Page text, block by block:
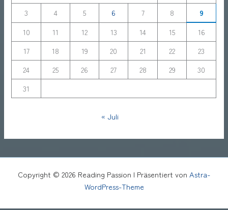
3
4 5 6 7 8
9
10
11 12 13 14 15
16
17
18 19 20 21 22
23
24
25 26 27 28 29
30
31
« Juli
Copyright © 2026 Reading Passion | Präsentiert von Astra-
WordPress-Theme